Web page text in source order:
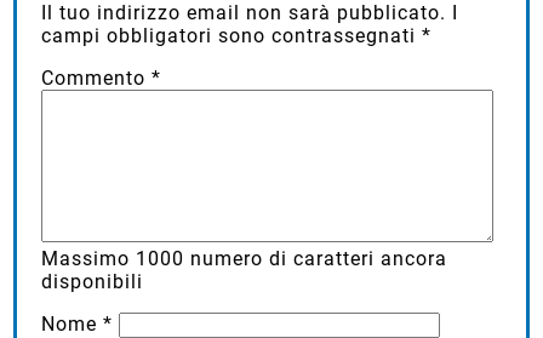
Il tuo indirizzo email non sarà pubblicato. I
campi obbligatori sono contrassegnati*
Commento*
Massimo 1000 numero di caratteri ancora
disponibili
Nome*